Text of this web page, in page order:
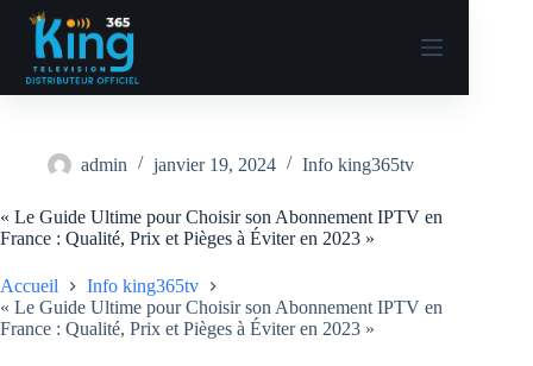
admin janvier 19, 2024 Info king365tv
« Le Guide Ultime pour Choisir son Abonnement IPTV en
France : Qualité, Prix et Pièges à Éviter en 2023 »
Accueil
Info king365tv
« Le Guide Ultime pour Choisir son Abonnement IPTV en
France : Qualité, Prix et Pièges à Éviter en 2023 »